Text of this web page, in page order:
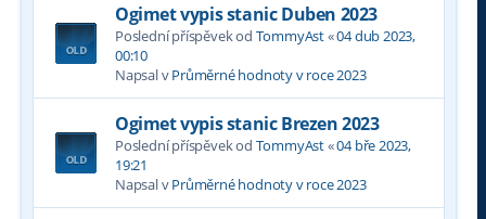
Ogimet vypis stanic Duben 2023
Poslední příspěvek od TommyAst«04 dub 2023,
00:10
Napsal vPrůměrné hodnoty v roce 2023
Ogimet vypis stanic Brezen 2023
Poslední příspěvek od TommyAst«04 bře 2023,
19:21
Napsal vPrůměrné hodnoty v roce 2023